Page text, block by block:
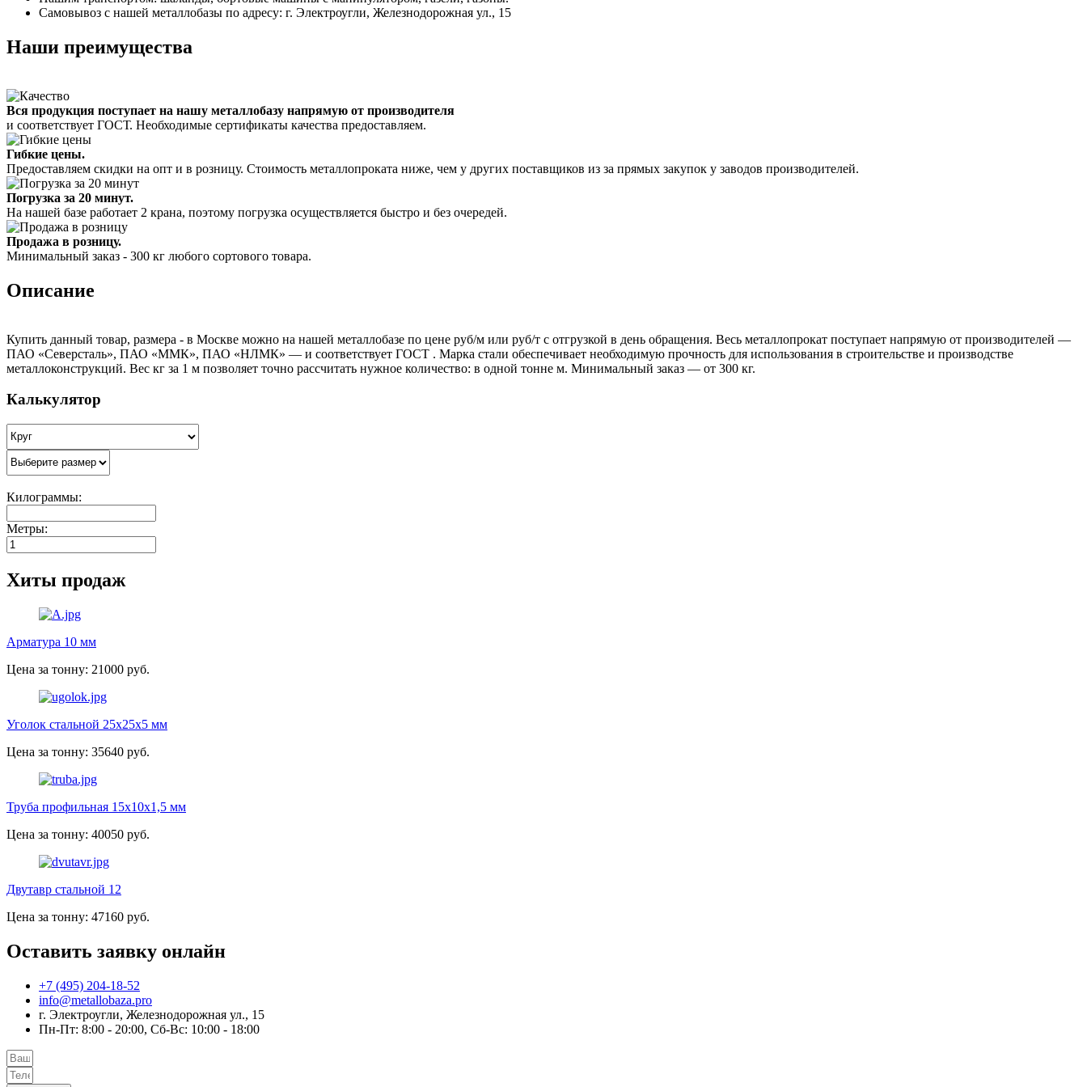
Самовывоз с нашей металлобазы по адресу: г. Электроугли, Железнодорожная ул., 15
Наши преимущества
Вся продукция поступает на нашу металлобазу напрямую от производителя
и соответствует ГОСТ. Необходимые сертификаты качества предоставляем.
Гибкие цены.
Предоставляем скидки на опт и в розницу. Стоимость металлопроката ниже, чем у других поставщиков из за прямых закупок у заводов производителей.
Погрузка за 20 минут.
На нашей базе работает 2 крана, поэтому погрузка осуществляется быстро и без очередей.
Продажа в розницу.
Минимальный заказ - 300 кг любого сортового товара.
Описание
Купить данный товар, размера - в Москве можно на нашей металлобазе по цене руб/м или руб/т с отгрузкой в день обращения. Весь металлопрокат поступает напрямую от производителей —
ПАО «Северсталь», ПАО «ММК», ПАО «НЛМК» — и соответствует ГОСТ . Марка стали обеспечивает необходимую прочность для использования в строительстве и производстве
металлоконструкций. Вес кг за 1 м позволяет точно рассчитать нужное количество: в одной тонне м. Минимальный заказ — от 300 кг.
Калькулятор
Килограммы:
Метры:
Хиты продаж
Арматура 10 мм
Цена за тонну: 21000 руб.
Уголок стальной 25х25х5 мм
Цена за тонну: 35640 руб.
Труба профильная 15х10х1,5 мм
Цена за тонну: 40050 руб.
Двутавр стальной 12
Цена за тонну: 47160 руб.
Оставить заявку онлайн
+7 (495) 204-18-52
info@metallobaza.pro
г. Электроугли, Железнодорожная ул., 15
Пн-Пт: 8:00 - 20:00, Сб-Вс: 10:00 - 18:00